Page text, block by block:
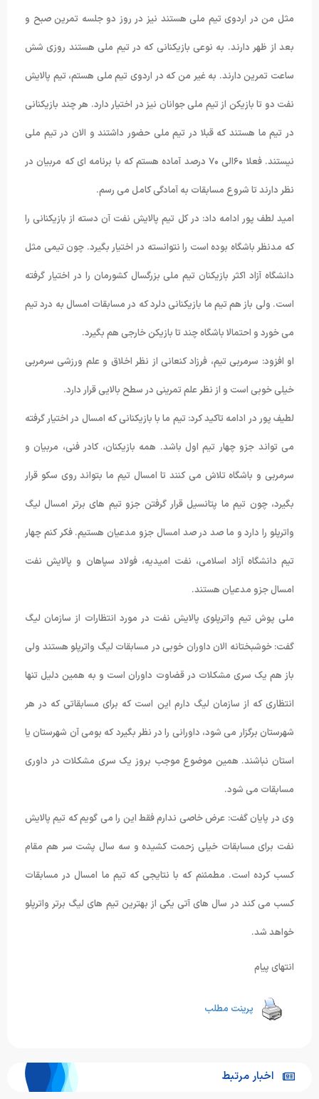
مثل من در اردوی تیم ملی هستند نیز در روز دو جلسه تمرین صبح و
بعد از ظهر دارند. به نوعی بازیکنانی که در تیم ملی هستند روزی شش
ساعت تمرین دارند. به غیر من که در اردوی تیم ملی هستم، تیم پالایش
نفت دو تا بازیکن از تیم ملی جوانان نیز در اختیار دارد. هر چند بازیکنانی
در تیم ما هستند که قبلا در تیم ملی حضور داشتند و الان در تیم ملی
نیستند. فعلا ۶۰الی ۷۰ درصد آماده هستم که با برنامه ای که مربیان در
نظر دارند تا شروع مسابقات به آمادگی کامل می رسم.
امید لطف پور ادامه داد: در کل تیم پالایش نفت آن دسته از بازیکنانی را
که مدنظر باشگاه بوده است را نتوانسته در اختیار بگیرد. چون تیمی مثل
دانشگاه آزاد اکثر بازیکنان تیم ملی بزرگسال کشورمان را در اختیار گرفته
است. ولی باز هم تیم ما بازیکنانی دلرد که در مسابقات امسال به درد تیم
می خورد و احتمالا باشگاه چند تا بازیکن خارجی هم بگیرد.
او افزود: سرمربی تیم، فرزاد کنعانی از نظر اخلاق و علم ورزشی سرمربی
خیلی خوبی است و از نظر علم تمرینی در سطح بالایی قرار دارد.
لطیف پور در ادامه تاکید کرد: تیم ما با بازیکنانی که امسال در اختیار گرفته
می تواند جزو چهار تیم اول باشد. همه بازیکنان، کادر فنی، مربیان و
سرمربی و باشگاه تلاش می کنند تا امسال تیم ما بتواند روی سکو قرار
بگیرد، چون تیم ما پتانسیل قرار گرفتن جزو تیم های برتر امسال لیگ
واترپلو را دارد و ما صد در صد امسال جزو مدعیان هستیم. فکر کنم چهار
تیم دانشگاه آزاد اسلامی، نفت امیدیه، فولاد سپاهان و پالایش نفت
امسال جزو مدعیان هستند.
ملی پوش تیم واترپلوی پالایش نفت در مورد انتظارات از سازمان لیگ
گفت: خوشبختانه الان داوران خوبی در مسابقات لیگ واترپلو هستند ولی
باز هم یک سری مشکلات در قضاوت داوران است و به همین دلیل تنها
انتظاری که از سازمان لیگ دارم این است که برای مسابقاتی که در هر
شهرستان برگزار می شود، داورانی را در نظر بگیرد که بومی آن شهرستان یا
استان نباشند. همین موضوع موجب بروز یک سری مشکلات در داوری
مسابقات می شود.
وی در پایان گفت: عرض خاصی ندارم فقط این را می گویم که تیم پالایش
نفت برای مسابقات خیلی زحمت کشیده و سه سال پشت سر هم مقام
کسب کرده است. مطمئنم که با نتایجی که تیم ما امسال در مسابقات
کسب می کند در سال های آتی یکی از بهترین تیم های لیگ برتر واترپلو
خواهد شد.
انتهای پیام
پرینت مطلب
اخبار مرتبط